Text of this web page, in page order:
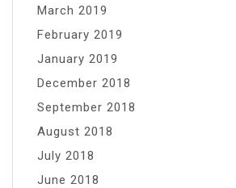
March 2019
February 2019
January 2019
December 2018
September 2018
August 2018
July 2018
June 2018